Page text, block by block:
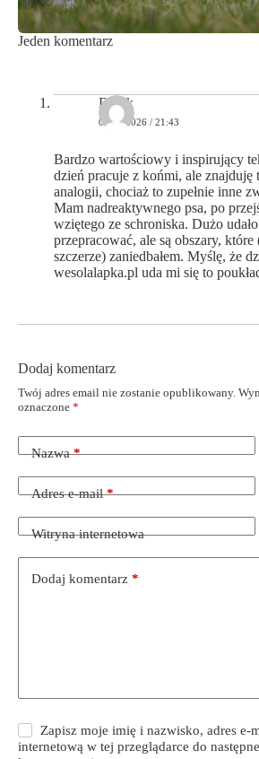
Jeden komentarz
Darek
07/04/2026 / 21:43
Bardzo wartościowy i inspirujący
dzień pracuje z końmi, ale znajduję
analogii, chociaż to zupełnie inne
Mam nadreaktywnego psa, po
wziętego ze schroniska. Dużo
przepracować, ale są obszary, które
szczerze) zaniedbałem. Myślę, że
wesolalapka.pl uda mi się to
Dodaj komentarz
Twój adres email nie zostanie opublikowany.
oznaczone *
Nazwa*
Adres e-mail*
Witryna internetowa
Dodaj komentarz *
Zapisz moje imię i nazwisko, adres e-
internetową w tej przeglądarce do